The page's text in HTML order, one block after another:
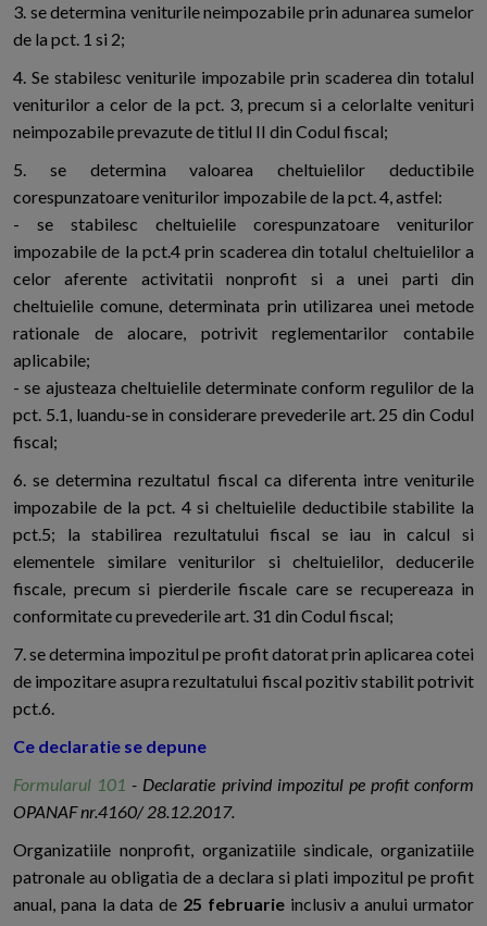
3. se determina veniturile neimpozabile prin adunarea sumelor
de la pct. 1 si 2;
4. Se stabilesc veniturile impozabile prin scaderea din totalul
veniturilor a celor de la pct. 3, precum si a celorlalte venituri
neimpozabile prevazute de titlul II din Codul fiscal;
5. se determina valoarea cheltuielilor deductibile
corespunzatoare veniturilor impozabile de la pct. 4, astfel:
- se stabilesc cheltuielile corespunzatoare veniturilor
impozabile de la pct.4 prin scaderea din totalul cheltuielilor a
celor aferente activitatii nonprofit si a unei parti din
cheltuielile comune, determinata prin utilizarea unei metode
rationale de alocare, potrivit reglementarilor contabile
aplicabile;
- se ajusteaza cheltuielile determinate conform regulilor de la
pct. 5.1, luandu-se in considerare prevederile art. 25 din Codul
fiscal;
6. se determina rezultatul fiscal ca diferenta intre veniturile
impozabile de la pct. 4 si cheltuielile deductibile stabilite la
pct.5; la stabilirea rezultatului fiscal se iau in calcul si
elementele similare veniturilor si cheltuielilor, deducerile
fiscale, precum si pierderile fiscale care se recupereaza in
conformitate cu prevederile art. 31 din Codul fiscal;
7. se determina impozitul pe profit datorat prin aplicarea cotei
de impozitare asupra rezultatului fiscal pozitiv stabilit potrivit
pct.6.
Ce declaratie se depune
Formularul 101 - Declaratie privind impozitul pe profit conform
OPANAF nr.4160/ 28.12.2017.
Organizatiile nonprofit, organizatiile sindicale, organizatiile
patronale au obligatia de a declara si plati impozitul pe profit
anual, pana la data de 25 februarieinclusiv a anului urmator